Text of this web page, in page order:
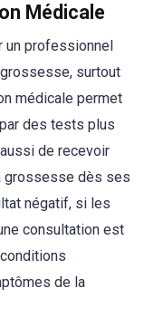
Médicale
un professionnel
surtout
médicale permet
des tests plus
de recevoir
grossesse dès ses
négatif, si les
consultation est
de la